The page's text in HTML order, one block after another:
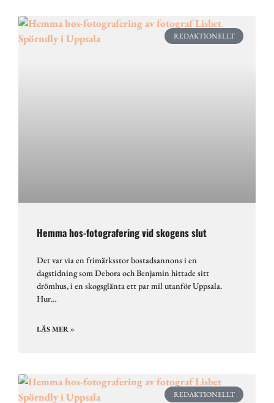
REDAKTIONELLT
Hemma hos-fotografering vid skogens slut
Det var via en frimärksstor bostadsannons i en
dagstidning som Debora och Benjamin hittade sitt
drömhus, i en skogsglänta ett par mil utanför Uppsala.
Hur…
LÄS MER »
REDAKTIONELLT